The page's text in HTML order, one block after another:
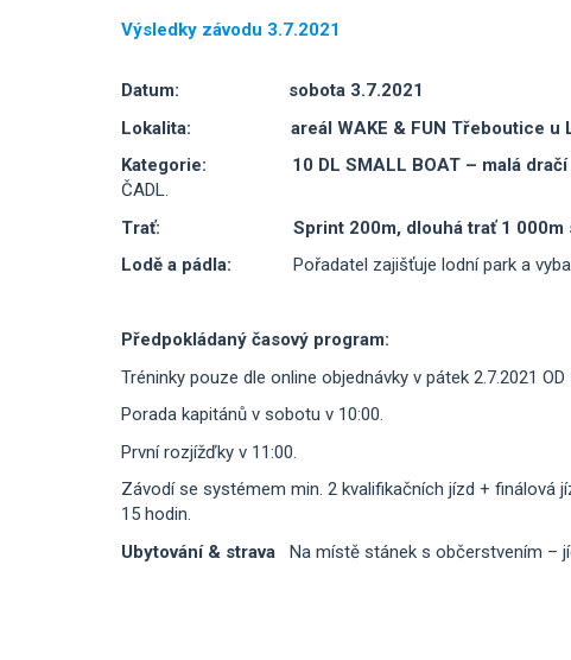
Výsledky závodu 3.7.2021
Datum: sobota 3.7.2021
Lokalita: areál WAKE & FUN Třeboutice u
Kategorie:
10 DL SMALL BOAT – malá
ČADL.
Trať:
Sprint 200m, dlouhá trať 1 000m
Lodě a pádla: Pořadatel zajišťuje lodní park a
Předpokládaný časový program:
Tréninky pouze dle online objednávky v pátek 2.7.2021 OD
Porada kapitánů v sobotu v 10:00.
První rozjížďky v 11:00.
Závodí se systémem min. 2 kvalifikačních jízd + finálová
15
Ubytování & strava Na místě stánek s občerstvením –